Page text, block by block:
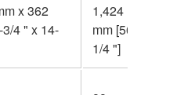
x 362
4 " x 14-
1,424 mm x
mm [56-1/16 " x
1/4 "]